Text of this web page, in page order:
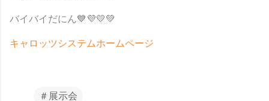
バイバイだにん💙💜💛💚
キャロッツシステムホームページ
＃展示会